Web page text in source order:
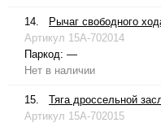
14.
Рычаг свободного
Артикул 15A-702014
Паркод: —
Нет в наличии
15.
Тяга дроссельной
Артикул 15A-702015